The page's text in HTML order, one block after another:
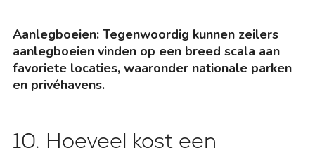
Aanlegboeien: Tegenwoordig kunnen zeilers
aanlegboeien vinden op een breed scala aan
favoriete locaties, waaronder nationale parken
en privéhavens.
10. Hoeveel kost een